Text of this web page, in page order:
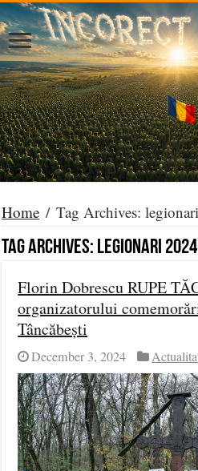
Home / Tag Archives:
Tag Archives: legionari
Florin Dobrescu RUPE
organizatorului
Tâncăbești
December 3, 2024